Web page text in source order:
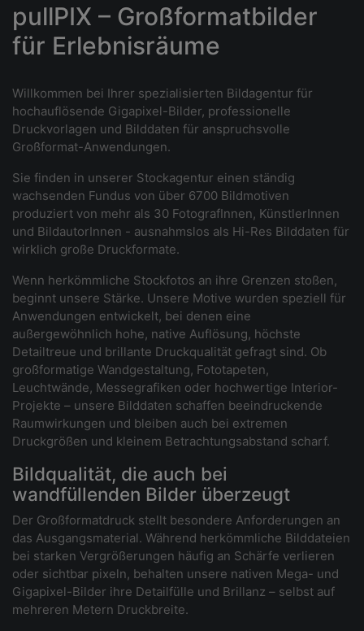
pullPIX – Großformatbilder
für Erlebnisräume
Willkommen bei Ihrer spezialisierten Bildagentur für
hochauflösende Gigapixel-Bilder, professionelle
Druckvorlagen und Bilddaten für anspruchsvolle
Großformat-Anwendungen.
Sie finden in unserer Stockagentur einen ständig
wachsenden Fundus von über 6700 Bildmotiven
produziert von mehr als 30 FotografInnen, KünstlerInnen
und BildautorInnen - ausnahmslos als Hi-Res Bilddaten für
wirklich große Druckformate.
Wenn herkömmliche Stockfotos an ihre Grenzen stoßen,
beginnt unsere Stärke. Unsere Motive wurden speziell für
Anwendungen entwickelt, bei denen eine
außergewöhnlich hohe, native Auflösung, höchste
Detailtreue und brillante Druckqualität gefragt sind. Ob
großformatige Wandgestaltung, Fototapeten,
Leuchtwände, Messegrafiken oder hochwertige Interior-
Projekte – unsere Bilddaten schaffen beeindruckende
Raumwirkungen und bleiben auch bei extremen
Druckgrößen und kleinem Betrachtungsabstand scharf.
Bildqualität, die auch bei
wandfüllenden Bilder überzeugt
Der Großformatdruck stellt besondere Anforderungen an
das Ausgangsmaterial. Während herkömmliche Bilddateien
bei starken Vergrößerungen häufig an Schärfe verlieren
oder sichtbar pixeln, behalten unsere nativen Mega- und
Gigapixel-Bilder ihre Detailfülle und Brillanz – selbst auf
mehreren Metern Druckbreite.